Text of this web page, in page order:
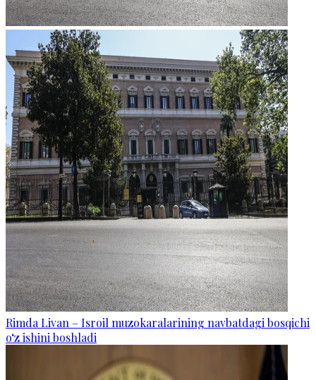
Rimda Livan – Isroil muzokaralarining navbatdagi bosqichi
o‘z ishini boshladi